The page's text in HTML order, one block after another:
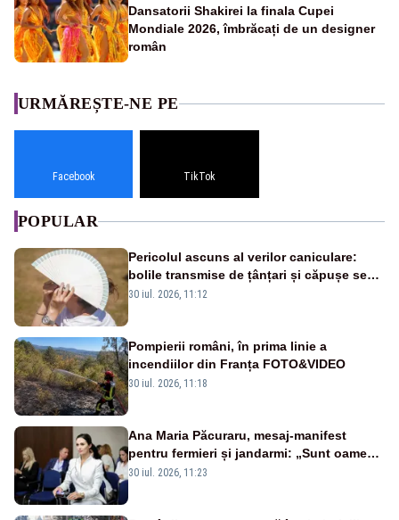
Dansatorii Shakirei la finala Cupei
Mondiale 2026, îmbrăcați de un designer
român
URMĂREȘTE-NE PE
Facebook TikTok
POPULAR
Pericolul ascuns al verilor caniculare:
bolile transmise de țânțari și căpușe se
extind, iar bacteriile se înmulțesc mai
30 iul. 2026, 11:12
Pompierii români, în prima linie a
incendiilor din Franța FOTO&VIDEO
30 iul. 2026, 11:18
Ana Maria Păcuraru, mesaj-manifest
pentru fermieri și jandarmi: „Sunt oameni
disperați, nu sunt răufăcători”
30 iul. 2026, 11:23